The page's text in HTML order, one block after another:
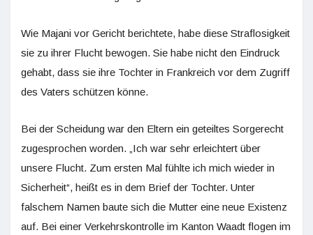
Wie Majani vor Gericht berichtete, habe diese Straflosigkeit
sie zu ihrer Flucht bewogen. Sie habe nicht den Eindruck
gehabt, dass sie ihre Tochter in Frankreich vor dem Zugriff
des Vaters schützen könne.
Bei der Scheidung war den Eltern ein geteiltes Sorgerecht
zugesprochen worden. „Ich war sehr erleichtert über
unsere Flucht. Zum ersten Mal fühlte ich mich wieder in
Sicherheit“, heißt es in dem Brief der Tochter. Unter
falschem Namen baute sich die Mutter eine neue Existenz
auf. Bei einer Verkehrskontrolle im Kanton Waadt flogen im